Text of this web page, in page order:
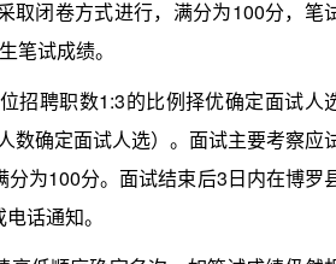
闭卷方式进行，满分为100分，笔
笔试成绩。
聘职数1:3的比例择优确定面试人
数确定面试人选）。面试主要考察应
为100分。面试结束后3日内在博罗
话通知。